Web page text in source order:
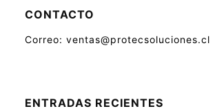
CONTACTO
Correo: ventas@protecsoluciones.cl
ENTRADAS RECIENTES